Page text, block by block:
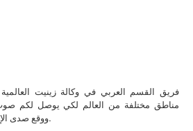
فريق القسم العربي في وكالة زينيت
مناطق مختلفة من العالم لكي يوصل لكم
ووقع صدى الإنجيل الحي.